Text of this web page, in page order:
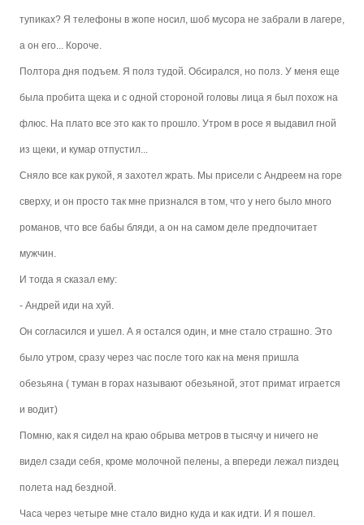
тупиках? Я телефоны в жопе носил, шоб мусора не забрали в лагере,
а он его... Короче.
Полтора дня подъем. Я полз тудой. Обсирался, но полз. У меня еще
была пробита щека и с одной стороной головы лица я был похож на
флюс. На плато все это как то прошло. Утром в росе я выдавил гной
из щеки, и кумар отпустил...
Сняло все как рукой, я захотел жрать. Мы присели с Андреем на горе
сверху, и он просто так мне признался в том, что у него было много
романов, что все бабы бляди, а он на самом деле предпочитает
мужчин.
И тогда я сказал ему:
- Андрей иди на хуй.
Он согласился и ушел. А я остался один, и мне стало страшно. Это
было утром, сразу через час после того как на меня пришла
обезьяна ( туман в горах называют обезьяной, этот примат играется
и водит)
Помню, как я сидел на краю обрыва метров в тысячу и ничего не
видел сзади себя, кроме молочной пелены, а впереди лежал пиздец
полета над бездной.
Часа через четыре мне стало видно куда и как идти. И я пошел.